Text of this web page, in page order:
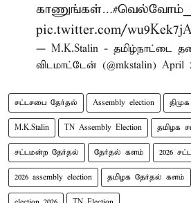
காணுங்கள்…
pic.twitter.com/
— M.K.Stalin - தமிழ்நாட்டை
விடமாட்டேன் (@mkstalin) April
சட்டசபை தேர்தல் Assembly election திமுக
M.K.Stalin TN Assembly Election தமிழக
சட்டமன்ற தேர்தல் தேர்தல் களம் 2026
2026 assembly election தமிழக தேர்தல் களம்